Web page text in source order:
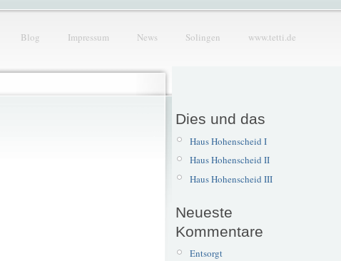
Blog Impressum News Solingen www.tetti.de
Dies und das
Haus Hohenscheid I
Haus Hohenscheid II
Haus Hohenscheid III
Neueste
Kommentare
Entsorgt